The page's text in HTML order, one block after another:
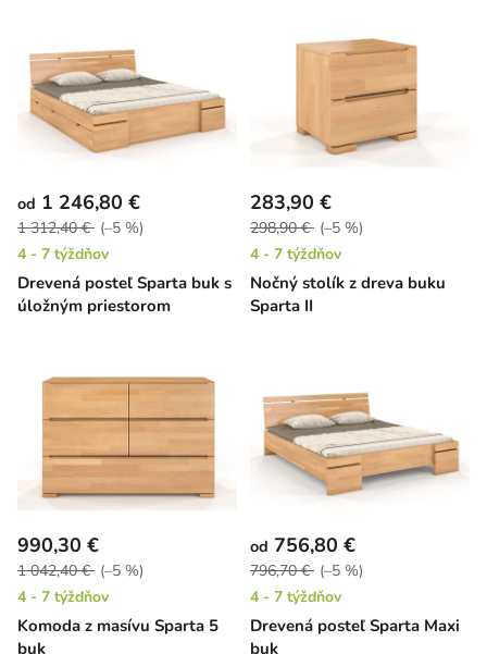
Drevená posteľ Sparta buk s
úložným priestorom
od 1 246,80 €
1 312,40 € (–5 %)
4 - 7 týždňov
Nočný stolík z dreva buku
Sparta II
283,90 €
298,90 € (–5 %)
4 - 7 týždňov
Komoda z masívu Sparta 5
buk
990,30 €
1 042,40 € (–5 %)
4 - 7 týždňov
Drevená posteľ Sparta Maxi
buk
od 756,80 €
796,70 € (–5 %)
4 - 7 týždňov